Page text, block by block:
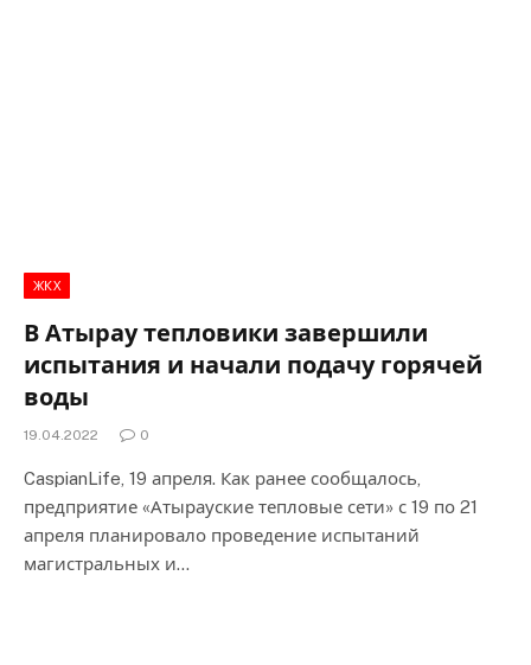
ЖКХ
В Атырау тепловики завершили
испытания и начали подачу горячей
воды
19.04.2022 0
CaspianLife, 19 апреля. Как ранее сообщалось,
предприятие «Атырауские тепловые сети» с 19 по 21
апреля планировало проведение испытаний
магистральных и…